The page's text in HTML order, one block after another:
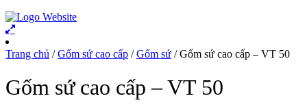
Trang chủ /Gốm sứ cao cấp /Gốm sứ / Gốm sứ cao cấp – VT 50
Gốm sứ cao cấp – VT 50